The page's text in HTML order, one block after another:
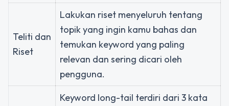
Teliti dan
Riset
Lakukan riset menyeluruh tentang
topik yang ingin kamu bahas dan
temukan keyword yang paling
relevan dan sering dicari oleh
pengguna.
Keyword long-tail terdiri dari 3 kata